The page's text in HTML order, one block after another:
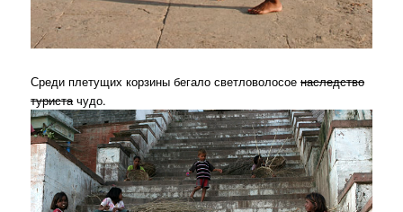
Среди плетущих корзины бегало светловолосоенаследство
туристачудо.